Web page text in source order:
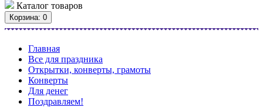
Каталог товаров
Корзина: 0
Главная
Все для праздника
Открытки, конверты, грамоты
Конверты
Для денег
Поздравляем!